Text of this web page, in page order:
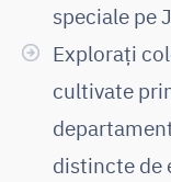
speciale pe
Explorați
cultivate
distincte de